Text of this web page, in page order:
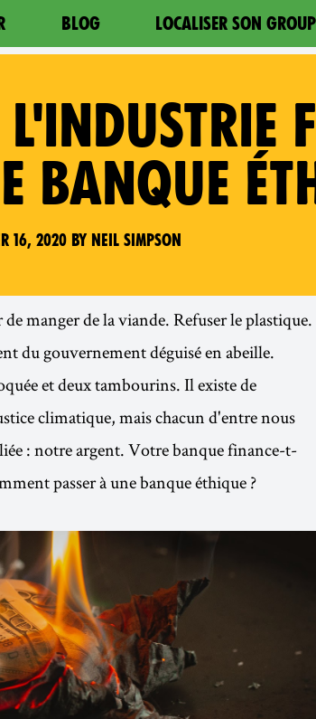
BLOG LOCALISER SON
BANQUE
16, 2020 by Neil Simpson
manger de la viande. Refuser le plastique.
du gouvernement déguisé en abeille.
et deux tambourins. Il existe de
climatique, mais chacun d'entre nous
: notre argent. Votre banque finance-t-
passer à une banque éthique ?